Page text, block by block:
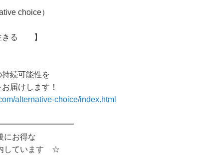
choice）
きる 】
続可能性を
届けします！
alternative-choice/index.html
お得な
しています ☆